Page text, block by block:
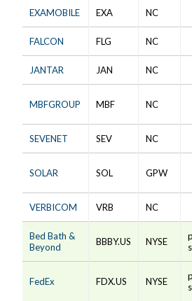
EXAMOBILE EXA NC
FALCON FLG NC
JANTAR JAN NC
MBFGROUP MBF NC
SEVENET SEV NC
SOLAR SOL GPW
VERBICOM VRB NC
Bed Bath &
Beyond
BBBY.US NYSE
FedEx FDX.US NYSE